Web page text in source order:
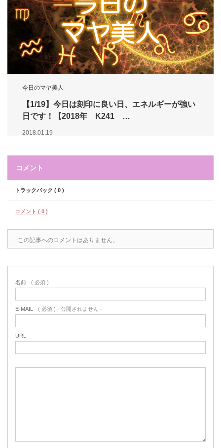
今日のマヤ美人
【1/19】今日は刻印に良い日、エネルギーが強い
日です！【2018年 K241 …
2018.01.19
コメント
トラックバック ( 0 )
コメント ( 0 )
この記事へのコメントはありません。
名前 ( 必須 )
E-MAIL ( 必須 ) - 公開されません -
URL